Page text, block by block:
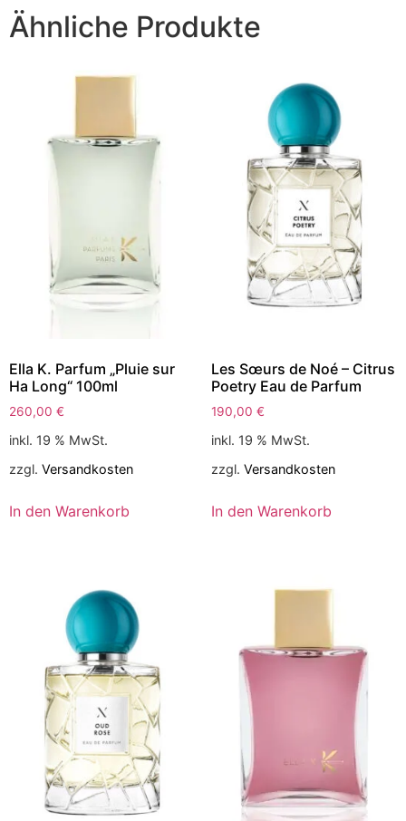
Ähnliche Produkte
Ella K. Parfum „Pluie sur
Ha Long“ 100ml
260,00 €
inkl. 19 % MwSt.
zzgl. Versandkosten
In den Warenkorb
Les Sœurs de Noé – Citrus
Poetry Eau de Parfum
190,00 €
inkl. 19 % MwSt.
zzgl. Versandkosten
In den Warenkorb